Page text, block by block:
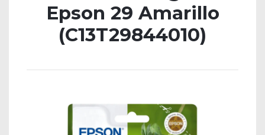
Epson 29 Amarillo
(C13T29844010)